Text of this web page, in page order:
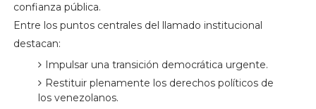
confianza pública.
Entre los puntos centrales del llamado institucional
destacan:
Impulsar una transición democrática urgente.
Restituir plenamente los derechos políticos de
los venezolanos.